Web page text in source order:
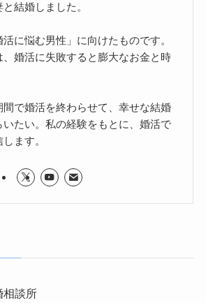
結婚しました。
に悩む男性」に向けたものです。
婚活に失敗すると膨大なお金と時
で婚活を終わらせて、幸せな結婚
たい。私の経験をもとに、婚活で
ます。
相談所